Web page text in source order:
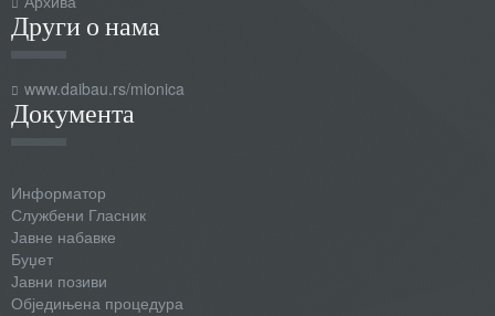
Други о нама
www.daibau.rs/mionica
Документа
Информатор
Службени Гласник
Јавне набавке
Буџет
Јавни позиви
Обједињена процедура